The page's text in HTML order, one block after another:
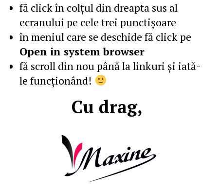
fă click în colţul din dreapta sus al
ecranului pe cele trei punctişoare
în meniul care se deschide fă click pe
Open in system browser
fă scroll din nou până la linkuri şi iată-
le funcţionând!
Cu drag,